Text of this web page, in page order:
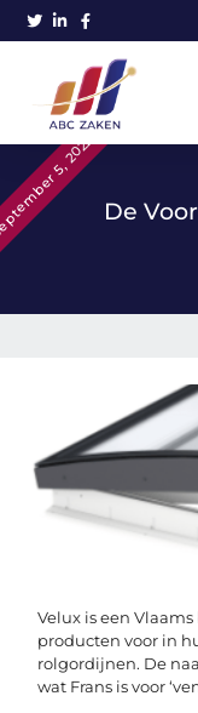
De
5, 2022
Velux is een
producten voor in
rolgordijnen. De
wat Frans is voor